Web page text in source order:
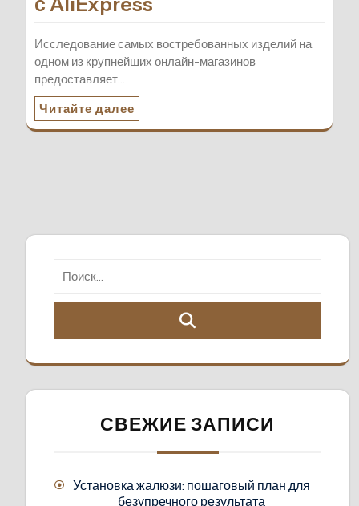
Исследование самых востребованных изделий на
одном из крупнейших онлайн-магазинов
предоставляет…
Читайте далее
СВЕЖИЕ ЗАПИСИ
Установка жалюзи: пошаговый план для
безупречного результата